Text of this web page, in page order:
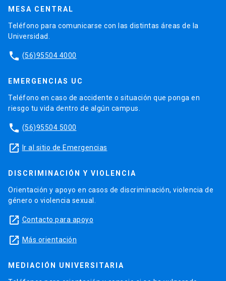
MESA CENTRAL
Teléfono para comunicarse con las distintas áreas de la
Universidad.
phone (56)95504 4000
EMERGENCIAS UC
Teléfono en caso de accidente o situación que ponga en
riesgo tu vida dentro de algún campus.
phone (56)95504 5000
launch Ir al sitio de Emergencias
DISCRIMINACIÓN Y VIOLENCIA
Orientación y apoyo en casos de discriminación, violencia de
género o violencia sexual.
launch Contacto para apoyo
launch Más orientación
MEDIACIÓN UNIVERSITARIA